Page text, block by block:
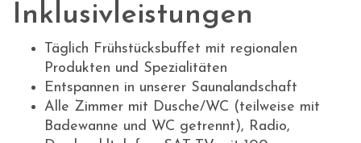
Inklusivleistungen
Täglich Frühstücksbuffet mit regionalen
Produkten und Spezialitäten
Entspannen in unserer Saunalandschaft
Alle Zimmer mit Dusche/WC (teilweise mit
Badewanne und WC getrennt), Radio,